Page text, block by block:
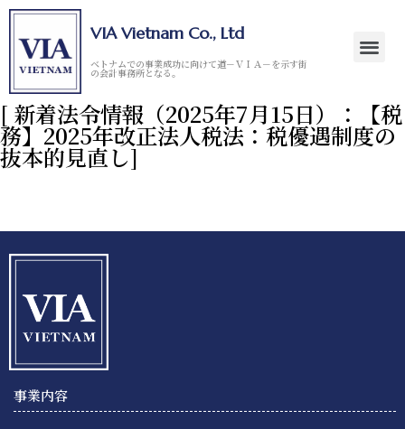
VIA Vietnam Co., Ltd
ベトナムでの事業成功に向けて道－ＶＩＡ－を示す街
の会計事務所となる。
[ 新着法令情報（2025年7月15日）：【税
務】2025年改正法人税法：税優遇制度の
抜本的見直し]
事業内容